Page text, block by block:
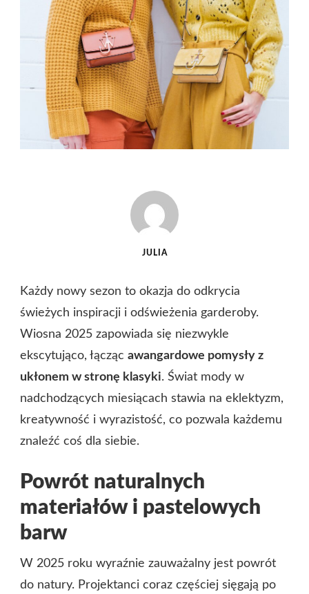
JULIA
Każdy nowy sezon to okazja do odkrycia
świeżych inspiracji i odświeżenia garderoby.
Wiosna 2025 zapowiada się niezwykle
ekscytująco, łącząc awangardowe pomysły z
ukłonem w stronę klasyki. Świat mody w
nadchodzących miesiącach stawia na eklektyzm,
kreatywność i wyrazistość, co pozwala każdemu
znaleźć coś dla siebie.
Powrót naturalnych
materiałów i pastelowych
barw
W 2025 roku wyraźnie zauważalny jest powrót
do natury. Projektanci coraz częściej sięgają po